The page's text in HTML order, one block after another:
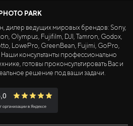
PHOTO PARK
дилер ведущих мировых брендов: Sony,
Olympus, Fujifilm, DJI, Tamron, Godox,
LowePro, GreenBean, Fujimi, GoPro,
консультанты профессионально
готовы проконсультировать Вас и
решение под ваши задачи.